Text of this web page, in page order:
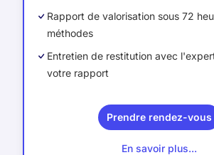
Rapport de valorisation sous 72
méthodes
Entretien de restitution avec
votre rapport
Prendre rendez-vous
En savoir plus...